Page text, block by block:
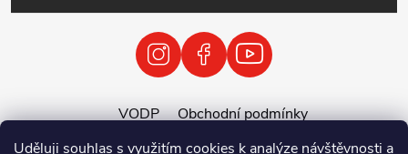
Uděluji souhlas s využitím cookies k analýze návštěvnosti a
VODP
Obchodní podmínky
Zásady zpracování osobních údajů